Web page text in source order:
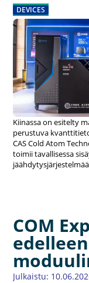
DEVICES
Kiinassa on esitelty
perustuva
CAS Cold Atom
toimii tavallisessa
COM
edelleen
Julkaistu: